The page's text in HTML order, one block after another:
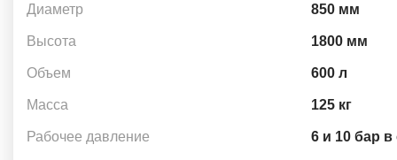
Диаметр 850 мм
Высота 1800 мм
Объем 600 л
Масса 125 кг
Рабочее давление 6 и 10 бар